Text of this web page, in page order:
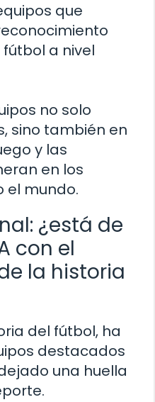
que
a nivel
no solo
sino también en
y las
en los
el mundo.
¿está de
con el
la historia
del fútbol, ha
destacados
una huella